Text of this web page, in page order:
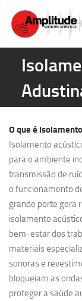
O que é
Isolamento
para o ambiente
transmissão de
o funcionamento
grande porte gera
isolamento
bem-estar dos
materiais
sonoras e
bloqueiam as
proteger a saúde